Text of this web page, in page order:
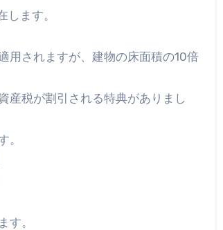
ます。
用されますが、建物の床面積の10倍
産税が割引される特典がありまし
。
す。